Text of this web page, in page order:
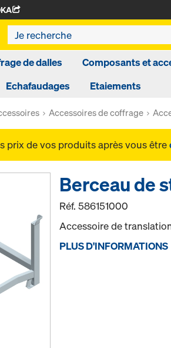
de dalles Composants et
Echafaudages
Etaiements
Accessoires de coffrage
prix de vos produits après vous être
Berceau de
Réf.586151000
Accessoire de
PLUS D'INFORMATIONS